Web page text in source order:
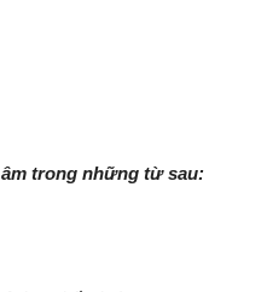
trong những từ sau: